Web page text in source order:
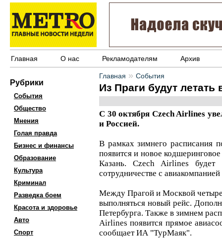
Главная О нас Рекламодателям Архив
Рубрики
События
Общество
Мнения
Голая правда
Бизнес и финансы
Образование
Культура
Криминал
Разведка боем
Красота и здоровье
Авто
Спорт
Главная » События
Из Праги будут летать
С 30 октября Czech Airlines
и Россией.
В рамках зимнего расписания
появится и новое
Казань. Czech Airlines будет
сотрудничестве с
Между Прагой и Москвой четыре
выполняться новый рейс.
Петербурга. Также в зимнем
Airlines появится прямое
сообщает ИА "ТурМаяк".